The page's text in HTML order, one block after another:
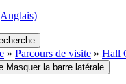
» Parcours de visite » Hall
Masquer la barre latérale